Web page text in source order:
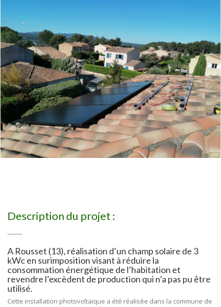
Description du projet :
A Rousset (13), réalisation d’un champ solaire de 3
kWc en surimposition visant à réduire la
consommation énergétique de l’habitation et
revendre l’excèdent de production qui n’a pas pu être
utilisé.
Cette installation photovoltaïque a été réalisée dans la commune de